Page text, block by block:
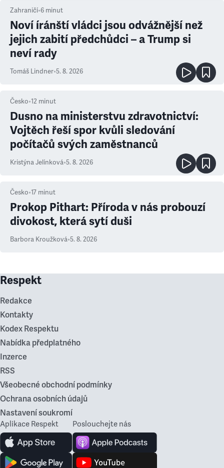
Zahraničí•6 minut
Noví íránští vládci jsou odvážnější než
jejich zabití předchůdci – a Trump si
neví rady
Tomáš Lindner•5. 8. 2026
Česko•12 minut
Dusno na ministerstvu zdravotnictví:
Vojtěch řeší spor kvůli sledování
počítačů svých zaměstnanců
Kristýna Jelínková•5. 8. 2026
Česko•17 minut
Prokop Pithart: Příroda v nás probouzí
divokost, která sytí duši
Barbora Kroužková•5. 8. 2026
Respekt
Redakce
Kontakty
Kodex Respektu
Nabídka předplatného
Inzerce
RSS
Všeobecné obchodní podmínky
Ochrana osobních údajů
Nastavení soukromí
Aplikace Respekt Poslouchejte nás